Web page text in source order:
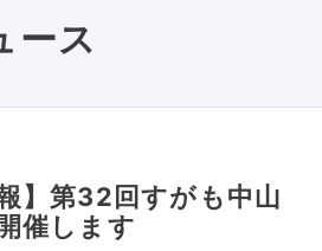
ース
】第32回すがも中山
催します